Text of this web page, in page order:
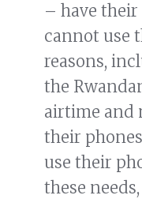
– have
cannot use
reasons,
the
airtime and
their
use their
these